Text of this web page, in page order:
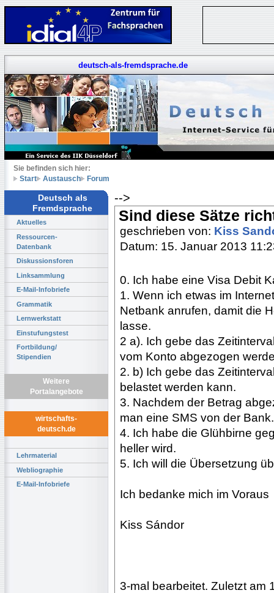
deutsch-als-fremdsprache.de
Sie befinden sich hier:
Start
Austausch Forum
Deutsch als
Fremdsprache
Aktuelles
Ressourcen-
Datenbank
Diskussionsforen
Linksammlung
E-Mail-Infobriefe
Grammatik
Lernwerkstatt
Einstufungstest
Fortbildung/
Stipendien
Weitere
Portalangebote
wirtschafts-
deutsch.de
Lehrmaterial
Webliographie
E-Mail-Infobriefe
-->
Sind diese Sätze
geschrieben von: Kiss
Datum: 15. Januar 2013
0. Ich habe eine Visa Debit
1. Wenn ich etwas im
Netbank anrufen, damit die
lasse.
2 a). Ich gebe das
vom Konto abgezogen
2. b) Ich gebe das
belastet werden kann.
3. Nachdem der Betrag
man eine SMS von der Bank.
4. Ich habe die Glühbirne
heller wird.
5. Ich will die Übersetzung
Ich bedanke mich im Voraus
Kiss Sándor
3-mal bearbeitet. Zuletzt am